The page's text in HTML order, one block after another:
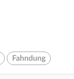
Fahndung